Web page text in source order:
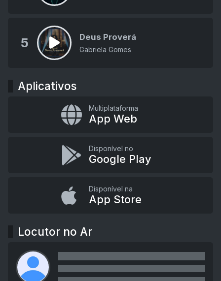
5 Deus Proverá
Gabriela Gomes
Aplicativos
Multiplataforma
App Web
Disponível no
Google Play
Disponível na
App Store
Locutor no Ar